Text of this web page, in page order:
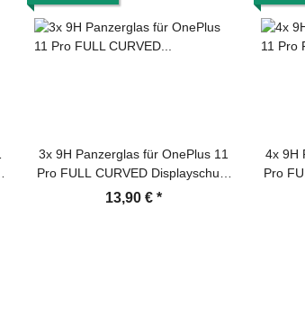
3x 9H Panzerglas für OnePlus 11
Pro FULL CURVED Displayschutz
Schutzglas Panzerfolie Schutzfolie
13,90 € *
4x 9H
Pro